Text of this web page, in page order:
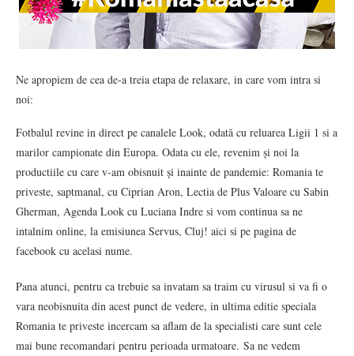
Ne apropiem de cea de-a treia etapa de relaxare, in care vom intra si
noi:
Fotbalul revine in direct pe canalele Look, odată cu reluarea Ligii 1 si a
marilor campionate din Europa. Odata cu ele, revenim și noi la
productiile cu care v-am obisnuit și inainte de pandemie: Romania te
priveste, saptmanal, cu Ciprian Aron, Lectia de Plus Valoare cu Sabin
Gherman, Agenda Look cu Luciana Indre si vom continua sa ne
intalnim online, la emisiunea Servus, Cluj! aici si pe pagina de
facebook cu acelasi nume.
Pana atunci, pentru ca trebuie sa invatam sa traim cu virusul si va fi o
vara neobisnuita din acest punct de vedere, in ultima editie speciala
Romania te priveste incercam sa aflam de la specialisti care sunt cele
mai bune recomandari pentru perioada urmatoare. Sa ne vedem